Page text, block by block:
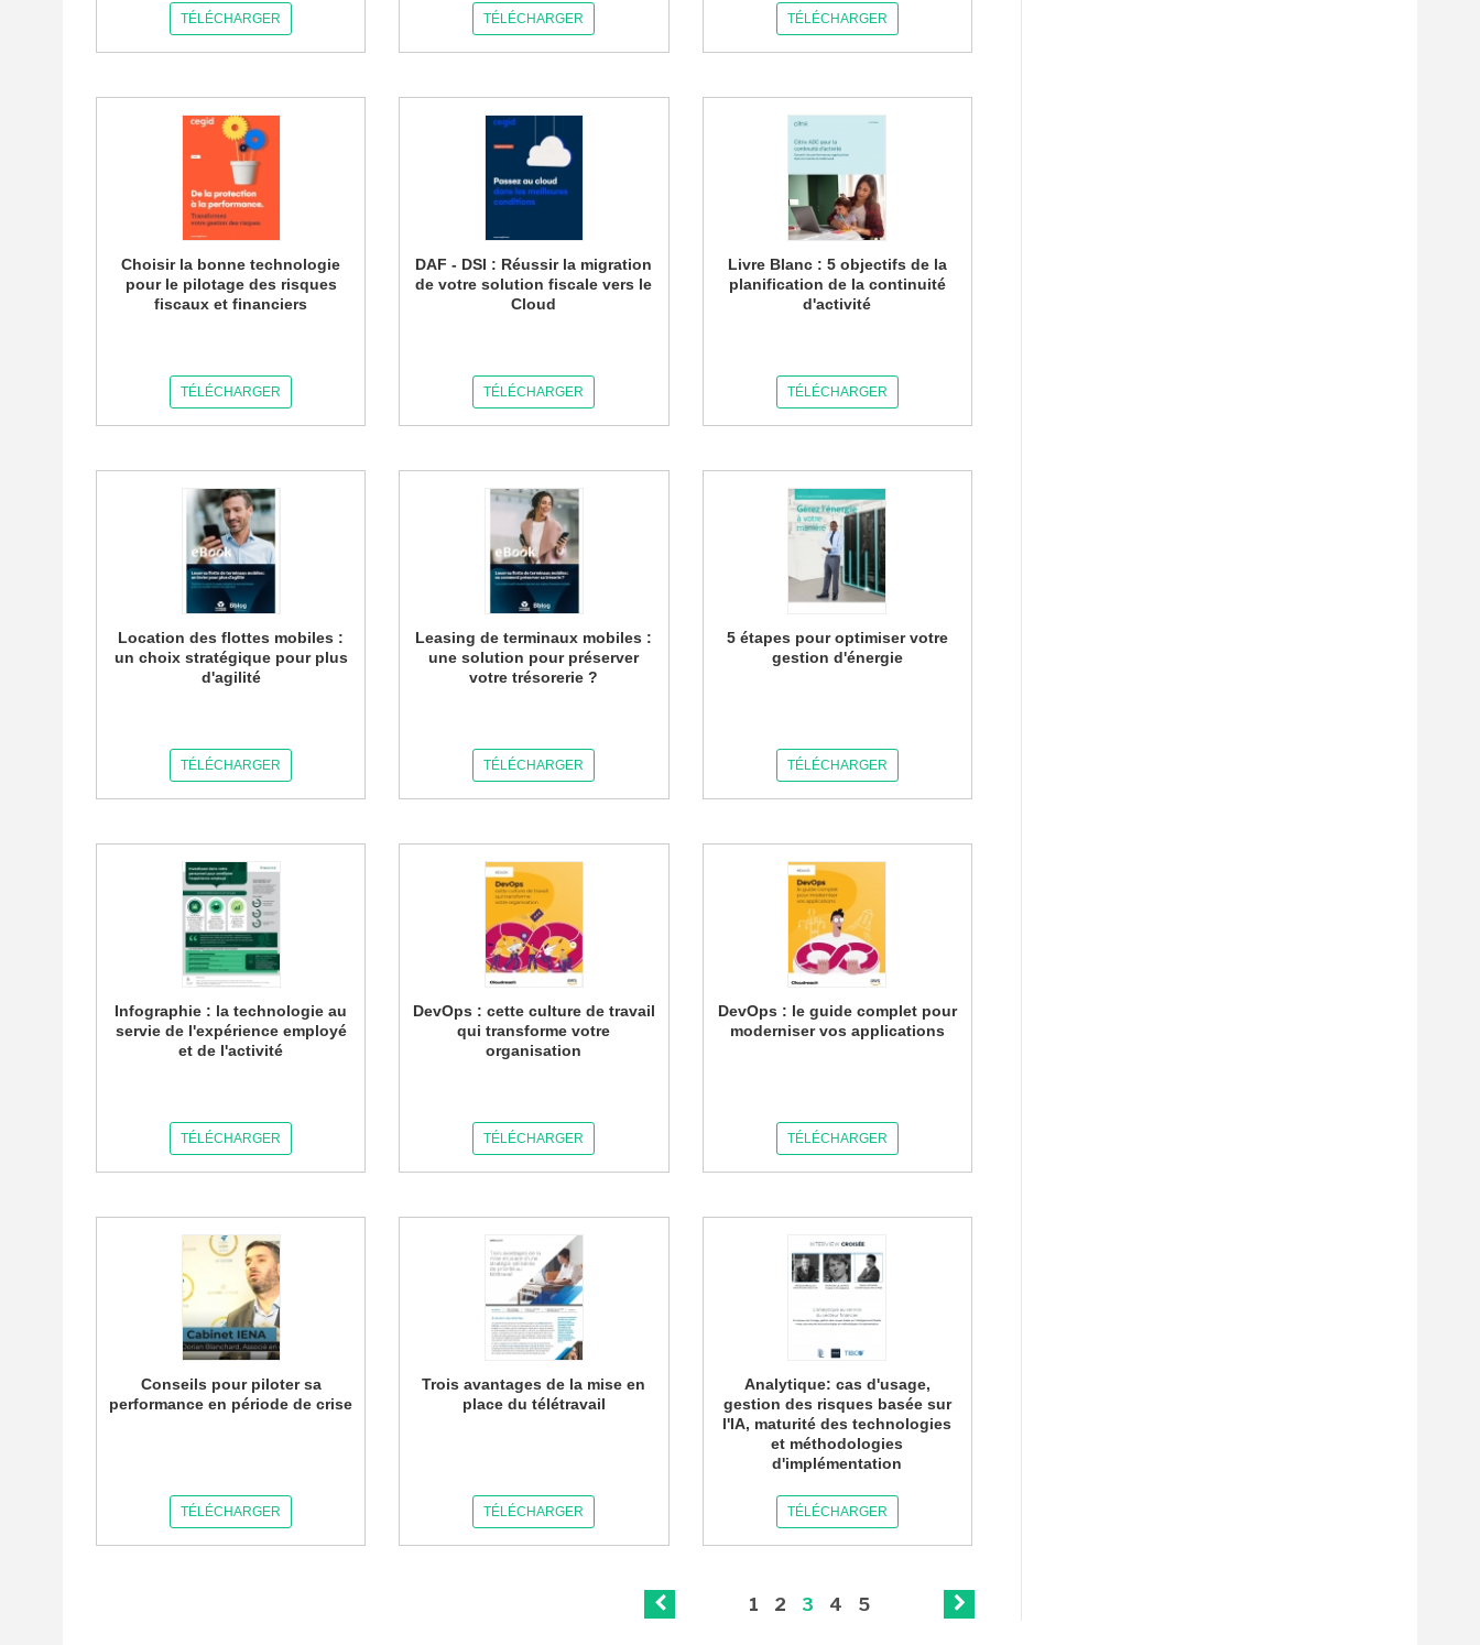
TÉLÉCHARGER TÉLÉCHARGER TÉLÉCHARGER
Choisir la bonne technologie
pour le pilotage des risques
fiscaux et financiers
TÉLÉCHARGER
DAF - DSI : Réussir la migration
de votre solution fiscale vers le
Cloud
TÉLÉCHARGER
Livre Blanc : 5 objectifs de la
planification de la continuité
d'activité
TÉLÉCHARGER
Location des flottes mobiles :
un choix stratégique pour plus
d'agilité
TÉLÉCHARGER
Leasing de terminaux mobiles :
une solution pour préserver
votre trésorerie ?
TÉLÉCHARGER
5 étapes pour optimiser votre
gestion d'énergie
TÉLÉCHARGER
Infographie : la technologie au
servie de l'expérience employé
et de l'activité
TÉLÉCHARGER
DevOps : cette culture de travail
qui transforme votre
organisation
TÉLÉCHARGER
DevOps : le guide complet pour
moderniser vos applications
TÉLÉCHARGER
Conseils pour piloter sa
performance en période de crise
TÉLÉCHARGER
Trois avantages de la mise en
place du télétravail
TÉLÉCHARGER
Analytique: cas d'usage,
gestion des risques basée sur
l'IA, maturité des technologies
et méthodologies
d'implémentation
TÉLÉCHARGER
1 2 3 4 5